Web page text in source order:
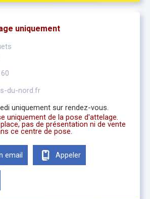
uniquement
du-nord.fr
uniquement sur rendez-vous.
uniquement de la pose d'attelage.
pas de présentation ni de vente
ce centre de pose.
email Appeler